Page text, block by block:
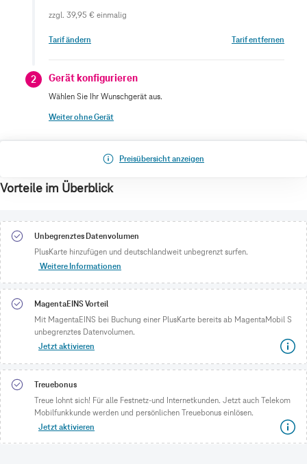
zzgl. 39,95 € einmalig
Tarif ändern Tarif entfernen
2 Gerät konfigurieren
Wählen Sie Ihr Wunschgerät aus.
Weiter ohne Gerät
Preisübersicht anzeigen
Vorteile im Überblick
Unbegrenztes Datenvolumen
PlusKarte hinzufügen und deutschlandweit unbegrenzt surfen.
Weitere Informationen
MagentaEINS Vorteil
Mit MagentaEINS bei Buchung einer PlusKarte bereits ab MagentaMobil S
unbegrenztes Datenvolumen.
Jetzt aktivieren
Treuebonus
Treue lohnt sich! Für alle Festnetz-und Internetkunden. Jetzt auch Telekom
Mobilfunkkunde werden und persönlichen Treuebonus einlösen.
Jetzt aktivieren